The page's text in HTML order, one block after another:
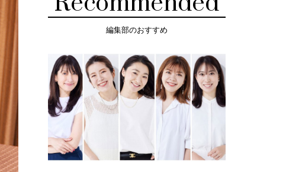
編集部のおすすめ